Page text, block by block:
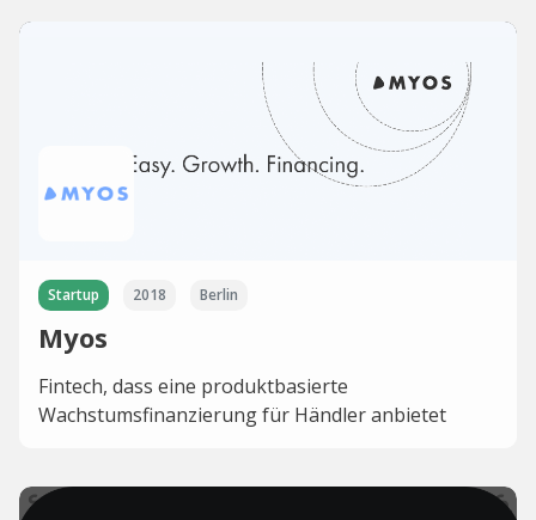
Startup 2018 Berlin
Myos
Fintech, dass eine produktbasierte
Wachstumsfinanzierung für Händler anbietet